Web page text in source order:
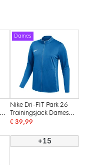
Dames
Nike Dri-FIT Park 26
Trainingsjack Dames
Blauw Wit
€ 39,99
+15